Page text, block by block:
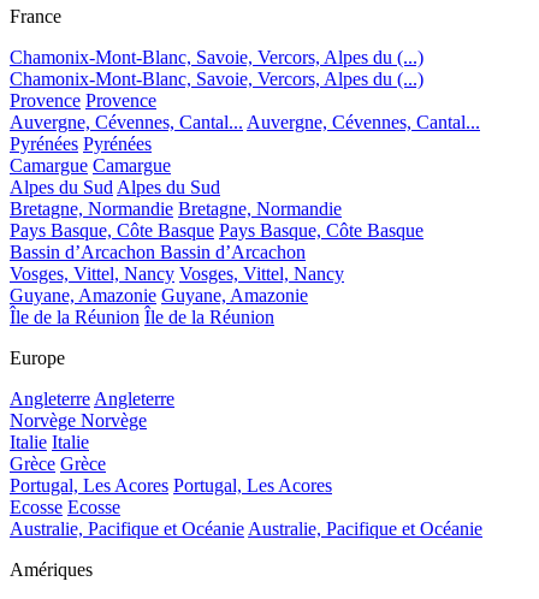
France
Chamonix-Mont-Blanc, Savoie, Vercors, Alpes du (...)
Chamonix-Mont-Blanc, Savoie, Vercors, Alpes du (...)
Provence Provence
Auvergne, Cévennes, Cantal... Auvergne, Cévennes, Cantal...
Pyrénées Pyrénées
Camargue Camargue
Alpes du SudAlpes du Sud
Bretagne, Normandie Bretagne, Normandie
Pays Basque, Côte Basque Pays Basque, Côte Basque
Bassin d’Arcachon Bassin d’Arcachon
Vosges, Vittel, Nancy Vosges, Vittel, Nancy
Guyane, Amazonie Guyane, Amazonie
Île de la Réunion Île de la Réunion
Europe
AngleterreAngleterre
Norvège Norvège
Italie Italie
Grèce Grèce
Portugal, Les Acores Portugal, Les Acores
Ecosse Ecosse
Australie, Pacifique et OcéanieAustralie, Pacifique et Océanie
Amériques